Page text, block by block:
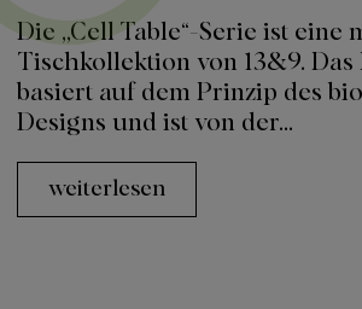
Die „Cell Table“-Serie ist eine
Tischkollektion von 13&9. Das
basiert auf dem Prinzip des
Designs und ist von der...
weiterlesen